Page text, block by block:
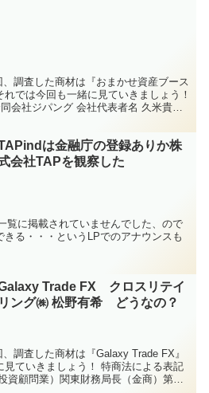
調査した商材は『おまかせ資産ブース
では今回も一緒に見ていきましょう！
会社ジパング 会社代表者名 久米貴博
は金融庁の登録ありか株
会社TAPを観察した
覧に掲載されていませんでした、ので
る・・・というLPでのアナウンスも
Trade FX クロスリテイ
リング㈱ 松野有希 どうなの？
調査した商材は『Galaxy Trade FX』
見ていきましょう！ 特商法による表記
資顧問業）関東財務局長（金商）第